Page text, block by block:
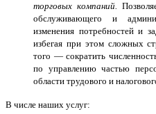
торговых компаний.
обслуживающего и
изменения потребностей и
избегая при этом сложных
того — сократить
по управлению частью
области трудового и
В числе наших услуг: